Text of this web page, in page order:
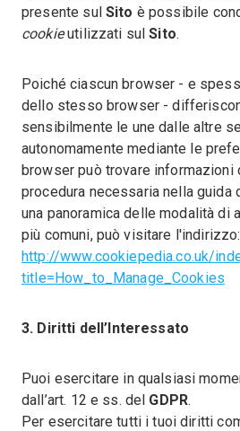
presente sul Sito è possibile
cookieutilizzati sulSito.
Poiché ciascun browser - e
dello stesso browser -
sensibilmente le une dalle altre
autonomamente mediante le
browser può trovare informazioni
procedura necessaria nella guida
una panoramica delle modalità di
più comuni, può visitare l'indirizzo:
http://www.cookiepedia.co.uk/
title=How_to_Manage_Cookies
3. Diritti dell’Interessato
Puoi esercitare in qualsiasi
dall’art. 12 e ss. del GDPR.
Per esercitare tutti i tuoi diritti